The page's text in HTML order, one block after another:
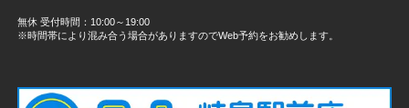
無休 受付時間：10:00～19:00
※時間帯により混み合う場合がありますのでWeb予約をお勧めします。